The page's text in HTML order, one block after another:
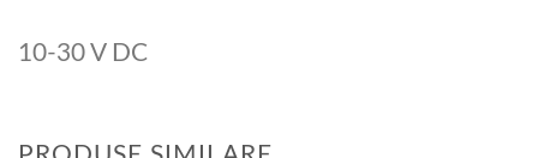
10-30 V DC